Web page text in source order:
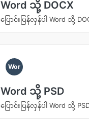
Word သို့ DOCX
ပြောင်းပြန်လှန်ပါ Word သို့
Wor
Word သို့ PSD
ပြောင်းပြန်လှန်ပါ Word သို့